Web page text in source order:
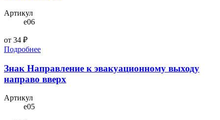
Артикул
e06
от 34 ₽
Подробнее
Знак Направление к эвакуационному выходу
направо вверх
Артикул
e05